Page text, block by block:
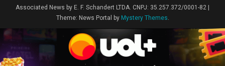
Associated News by E. F. Schandert LTDA. CNPJ: 35.257.372/0001-82 |
Theme: News Portal by Mystery Themes